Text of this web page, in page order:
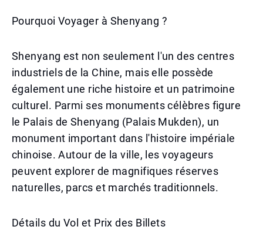
Pourquoi Voyager à Shenyang ?
Shenyang est non seulement l'un des centres
industriels de la Chine, mais elle possède
également une riche histoire et un patrimoine
culturel. Parmi ses monuments célèbres figure
le Palais de Shenyang (Palais Mukden), un
monument important dans l'histoire impériale
chinoise. Autour de la ville, les voyageurs
peuvent explorer de magnifiques réserves
naturelles, parcs et marchés traditionnels.
Détails du Vol et Prix des Billets